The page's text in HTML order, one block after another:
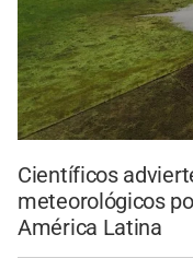
Científicos
meteorológicos
América Latina